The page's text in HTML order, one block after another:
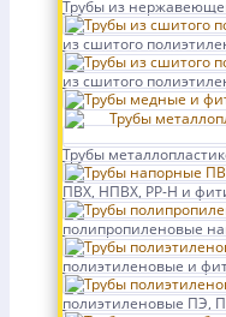
Трубы из
из сшитого
из сшитого
Трубы
ПВХ, НПВХ, PP-H и
полипропиленовые
полиэтиленовые и
полиэтиленовые ПЭ,